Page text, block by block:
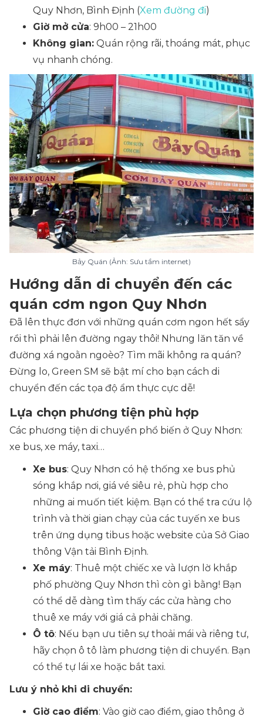
Quy Nhơn, Bình Định (Xem đường đi)
Giờ mở cửa: 9h00 – 21h00
Không gian: Quán rộng rãi, thoáng mát, phục
vụ nhanh chóng.
Bảy Quán (Ảnh: Sưu tầm internet)
Hướng dẫn di chuyển đến các
quán cơm ngon Quy Nhơn
Đã lên thực đơn với những quán cơm ngon hết sẩy
rồi thì phải lên đường ngay thôi! Nhưng lăn tăn về
đường xá ngoằn ngoèo? Tìm mãi không ra quán?
Đừng lo, Green SM sẽ bật mí cho bạn cách di
chuyển đến các tọa độ ẩm thực cực dễ!
Lựa chọn phương tiện phù hợp
Các phương tiện di chuyển phổ biến ở Quy Nhơn:
xe bus, xe máy, taxi…
Xe bus: Quy Nhơn có hệ thống xe bus phủ
sóng khắp nơi, giá vé siêu rẻ, phù hợp cho
những ai muốn tiết kiệm. Bạn có thể tra cứu lộ
trình và thời gian chạy của các tuyến xe bus
trên ứng dụng tibus hoặc website của Sở Giao
thông Vận tải Bình Định.
Xe máy: Thuê một chiếc xe và lượn lờ khắp
phố phường Quy Nhơn thì còn gì bằng! Bạn
có thể dễ dàng tìm thấy các cửa hàng cho
thuê xe máy với giá cả phải chăng.
Ô tô: Nếu bạn ưu tiên sự thoải mái và riêng tư,
hãy chọn ô tô làm phương tiện di chuyển. Bạn
có thể tự lái xe hoặc bắt taxi.
Lưu ý nhỏ khi di chuyển:
Giờ cao điểm: Vào giờ cao điểm, giao thông ở